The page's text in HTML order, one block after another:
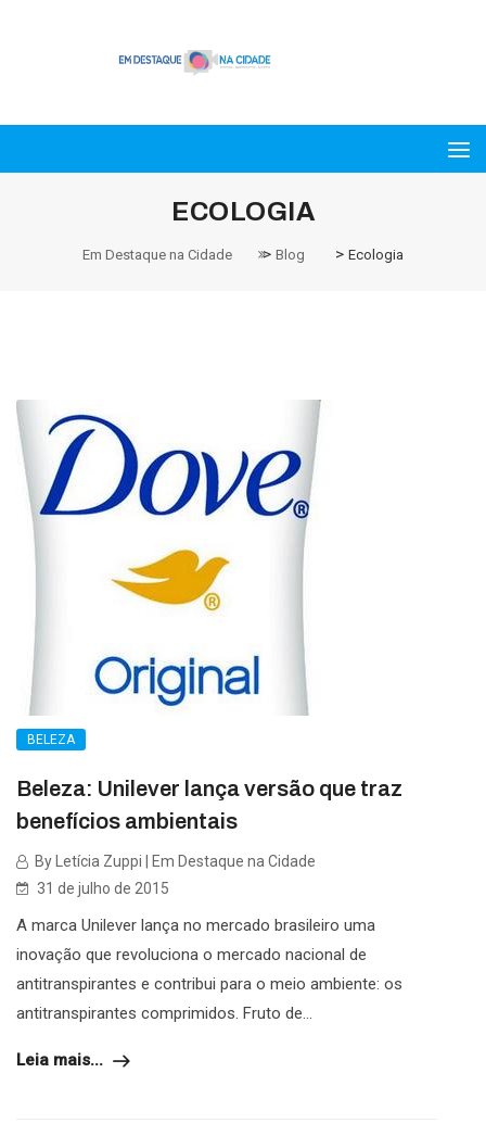
ECOLOGIA
Em Destaque na Cidade > Blog > Ecologia
BELEZA
Beleza: Unilever lança versão que traz
benefícios ambientais
By Letícia Zuppi | Em Destaque na Cidade
31 de julho de 2015
A marca Unilever lança no mercado brasileiro uma
inovação que revoluciona o mercado nacional de
antitranspirantes e contribui para o meio ambiente: os
antitranspirantes comprimidos. Fruto de...
Leia mais...